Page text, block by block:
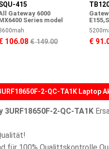
415
Gateway 6000
Series model
106.08€ 149.00 €
2-QC-TA1K Laptop
3URF18650F-2-QC-TA1K